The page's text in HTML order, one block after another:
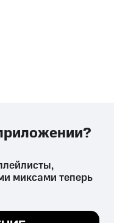
вред здоровью,
все
миксами теперь